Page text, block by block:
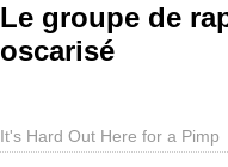
Le groupe de
oscarisé
It's Hard Out Here for a Pimp